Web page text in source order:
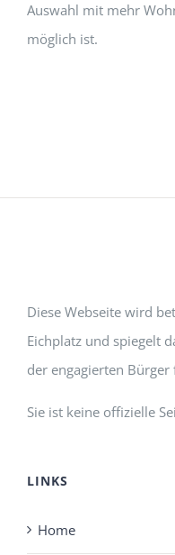
Auswahl mit mehr
möglich ist.
Diese Webseite wird
Eichplatz und spiegelt
der engagierten
Sie ist keine offizielle
LINKS
Home